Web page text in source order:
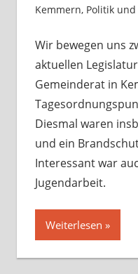
Kemmern, Politik
Wir bewegen uns
aktuellen
Gemeinderat in
Diesmal waren
und ein
Interessant war
Jugendarbeit.
Weiterlesen